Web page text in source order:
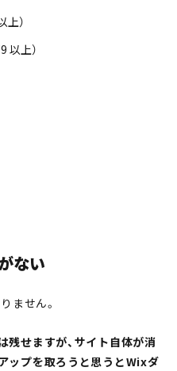
）
以上）
ない
ません。
残せますが、サイト自体が消
ップを取ろうと思うとWixダ